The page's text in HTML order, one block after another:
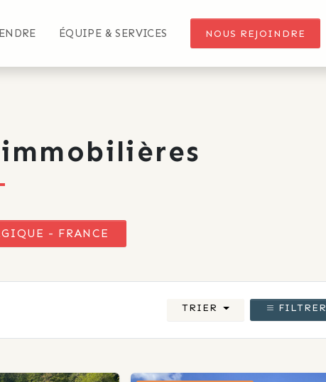
ÉQUIPE & SERVICES NOUS REJOINDRE
- FRANCE
TRIER FILTRER